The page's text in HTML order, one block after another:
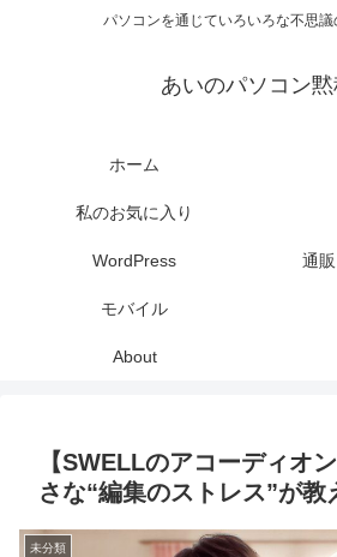
パソコンを通じていろいろな不思
あいのパソコン
ホーム
私のお気に入り
WordPress 通
モバイル
About
【SWELLのアコーディオ
さな“編集のストレス”が教
未分類